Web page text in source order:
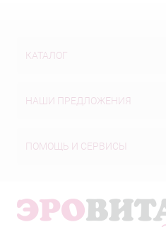
КАТАЛОГ
НАШИ ПРЕДЛОЖЕНИЯ
ПОМОЩЬ И СЕРВИСЫ